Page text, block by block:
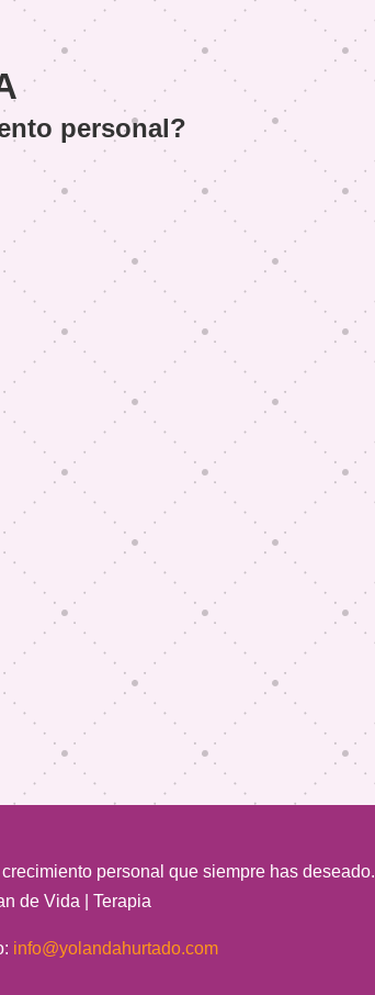
personal?
personal que siempre has deseado.
de Vida | Terapia
info@yolandahurtado.com